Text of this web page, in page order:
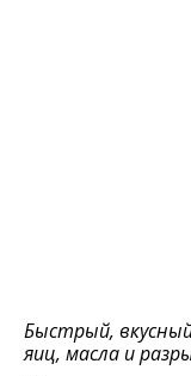
Быстрый,
яиц, масла и